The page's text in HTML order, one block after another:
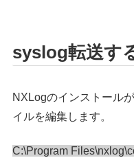
syslog転送す
NXLogのインストール
イルを編集します。
C:\Program